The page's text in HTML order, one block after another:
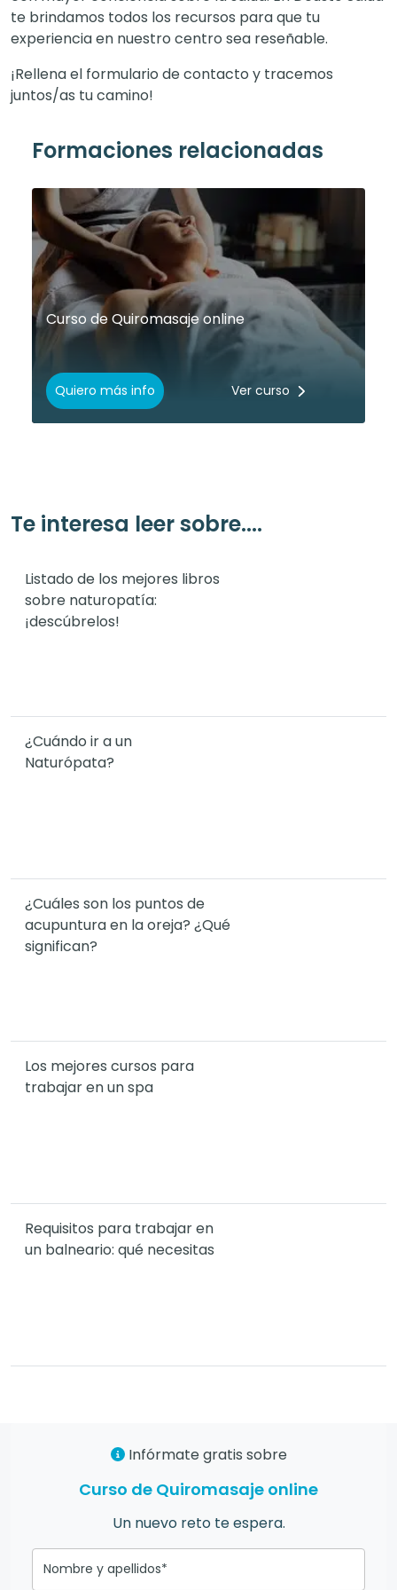
te brindamos todos los recursos para que tu
experiencia en nuestro centro sea reseñable.
¡Rellena el formulario de contacto y tracemos
juntos/as tu camino!
Formaciones relacionadas
Curso de Quiromasaje online
Quiero más info Ver curso
Te interesa leer sobre....
Listado de los mejores libros
sobre naturopatía:
¡descúbrelos!
¿Cuándo ir a un
Naturópata?
¿Cuáles son los puntos de
acupuntura en la oreja? ¿Qué
significan?
Los mejores cursos para
trabajar en un spa
Requisitos para trabajar en
un balneario: qué necesitas
Infórmate gratis sobre
Curso de Quiromasaje online
Un nuevo reto te espera.
Nombre y apellidos*